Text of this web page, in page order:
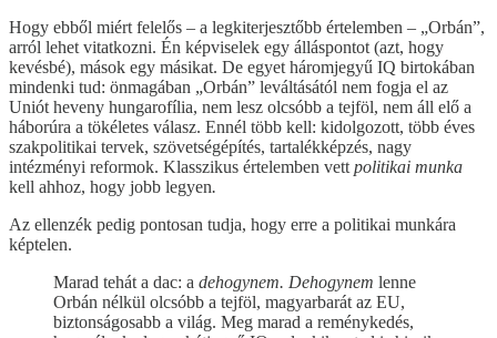
Hogy ebből miért felelős – a legkiterjesztőbb értelemben – „Orbán”,
arról lehet vitatkozni. Én képviselek egy álláspontot (azt, hogy
kevésbé), mások egy másikat. De egyet háromjegyű IQ birtokában
mindenki tud: önmagában „Orbán” leváltásától nem fogja el az
Uniót heveny hungarofília, nem lesz olcsóbb a tejföl, nem áll elő a
háborúra a tökéletes válasz. Ennél több kell: kidolgozott, több éves
szakpolitikai tervek, szövetségépítés, tartalékképzés, nagy
intézményi reformok. Klasszikus értelemben vett politikai munka
kell ahhoz, hogy jobb legyen.
Az ellenzék pedig pontosan tudja, hogy erre a politikai munkára
képtelen.
Marad tehát a dac: a dehogynem. Dehogynem lenne
Orbán nélkül olcsóbb a tejföl, magyarbarát az EU,
biztonságosabb a világ. Meg marad a reménykedés,